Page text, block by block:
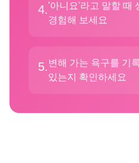
4.'아니요'라고 말할 때
경험해 보세요
5. 변해 가는 욕구를 기
있는지 확인하세요